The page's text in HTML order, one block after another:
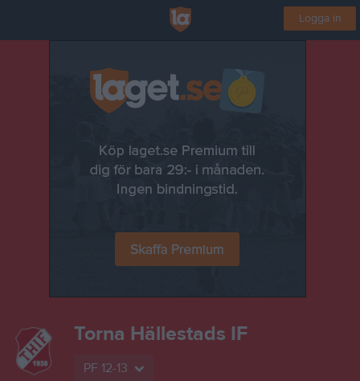
Logga in
Torna Hällestads IF
PF 12-13